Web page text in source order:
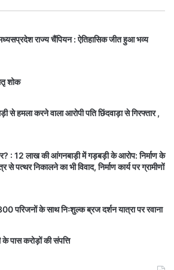
राज्य चैंपियन : ऐतिहासिक जीत हुआ भव्य
शोक
से हमला करने वाला आरोपी पति छिंदवाड़ा से गिरफ्तार ,
: 12 लाख की आंगनबाड़ी में गड़बड़ी के आरोप: निर्माण के
पत्थर निकालने का भी विवाद, निर्माण कार्य पर ग्रामीणों
परिजनों के साथ निःशुल्क ब्रज दर्शन यात्रा पर रवाना
के पास करोड़ों की संपत्ति